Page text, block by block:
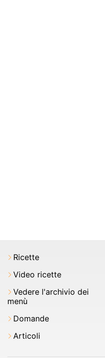
Ricette
Video ricette
Vedere l'archivio dei
menù
Domande
Articoli